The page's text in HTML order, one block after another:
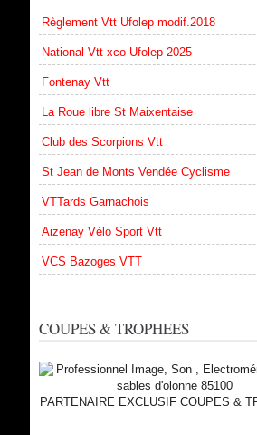
Règlement Vtt Ufolep modif.2018
National Vtt xco Ufolep 2025
Fontenay Vtt
La Roue libre St Maixentaise
Club des Scorpions Vtt
St Jean de Monts Vendée Cyclisme
VTTards Garnachois
Aizenay Vélo Sport Vtt
VCS Bazoges VTT
COUPES & TROPHEES
PARTENAIRE EXCLUSIF COUPES &